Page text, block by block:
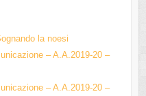
la noesi
– A.A.2019-20 –
– A.A.2019-20 –